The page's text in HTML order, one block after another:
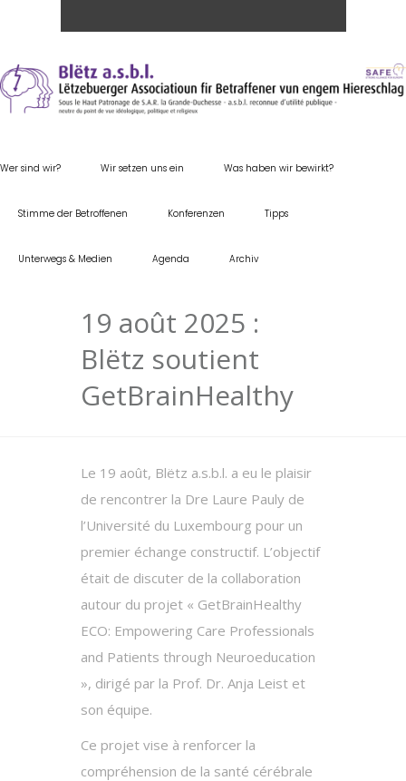
Wer sind wir? Wir setzen uns ein Was haben wir bewirkt?
Stimme der Betroffenen Konferenzen Tipps
Unterwegs & Medien Agenda Archiv
19 août 2025 :
Blëtz soutient
GetBrainHealthy
Le 19 août, Blëtz a.s.b.l. a eu le plaisir
de rencontrer la Dre Laure Pauly de
l’Université du Luxembourg pour un
premier échange constructif. L’objectif
était de discuter de la collaboration
autour du projet « GetBrainHealthy
ECO: Empowering Care Professionals
and Patients through Neuroeducation
», dirigé par la Prof. Dr. Anja Leist et
son équipe.
Ce projet vise à renforcer la
compréhension de la santé cérébrale